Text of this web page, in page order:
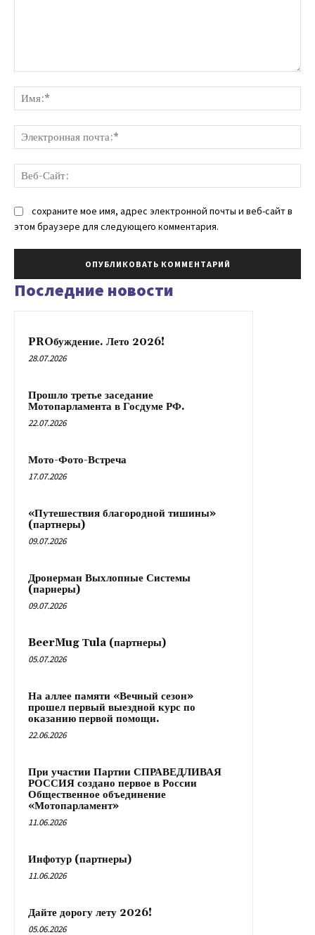
сохраните мое имя, адрес электронной почты и веб-сайт в
этом браузере для следующего комментария.
Последние новости
PROбуждение. Лето 2026!
28.07.2026
Прошло третье заседание
Мотопарламента в Госдуме РФ.
22.07.2026
Мото-Фото-Встреча
17.07.2026
«Путешествия благородной тишины»
(партнеры)
09.07.2026
Дронерман Выхлопные Системы
(парнеры)
09.07.2026
BeerMug Тula (партнеры)
05.07.2026
На аллее памяти «Вечный сезон»
прошел первый выездной курс по
оказанию первой помощи.
22.06.2026
При участии Партии СПРАВЕДЛИВАЯ
РОССИЯ создано первое в России
Общественное объединение
«Мотопарламент»
11.06.2026
Инфотур (партнеры)
11.06.2026
Дайте дорогу лету 2026!
05.06.2026